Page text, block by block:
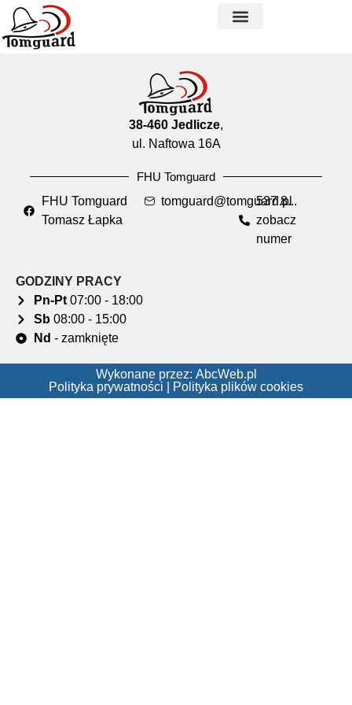
38-460 Jedlicze,
ul. Naftowa 16A
FHU Tomguard
537 8...
zobacz
numer
tomguard@tomguard.pl
FHU Tomguard
Tomasz Łapka
GODZINY PRACY
Pn-Pt 07:00 - 18:00
Sb 08:00 - 15:00
Nd - zamknięte
Wykonane przez: AbcWeb.pl
Polityka prywatności
Polityka plików cookies